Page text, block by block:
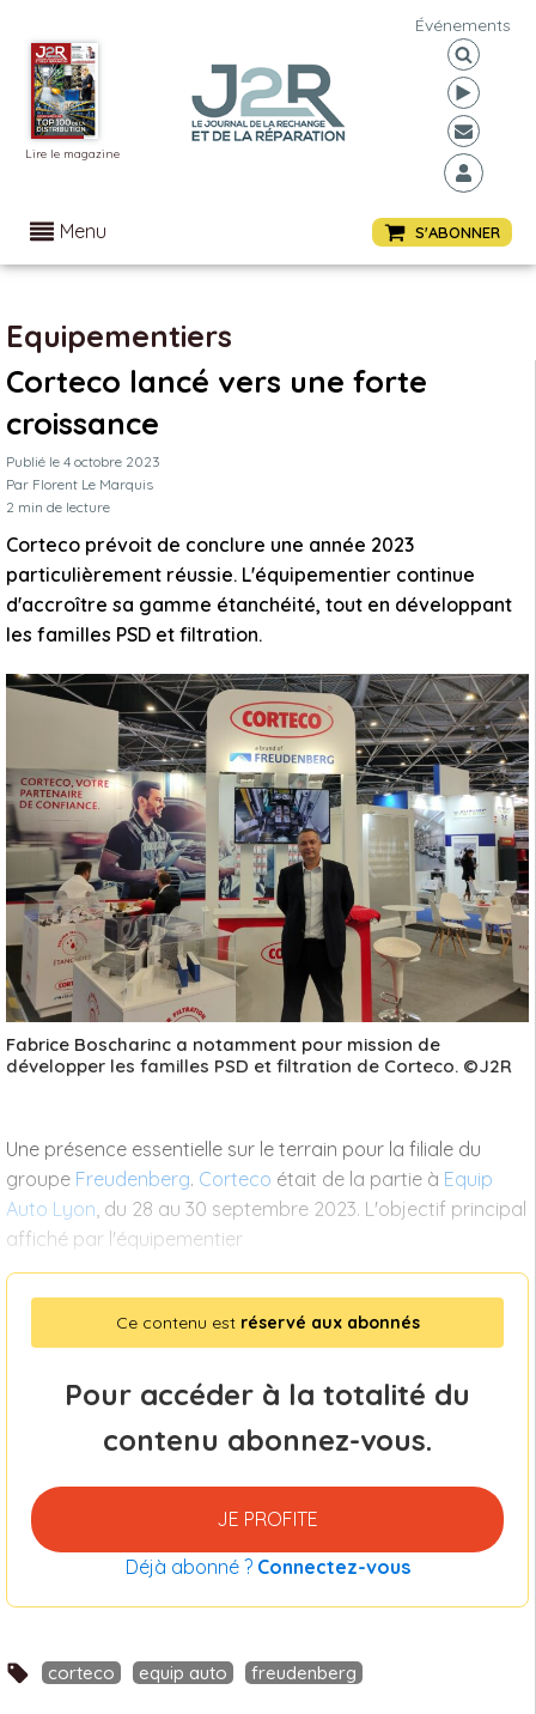
Lire le magazine
Événements
Menu S'ABONNER
Equipementiers
Corteco lancé vers une forte
croissance
Publié le 4 octobre 2023
Par Florent Le Marquis
2 min de lecture
Corteco prévoit de conclure une année 2023
particulièrement réussie. L'équipementier continue
d'accroître sa gamme étanchéité, tout en développant
les familles PSD et filtration.
Fabrice Boscharinc a notamment pour mission de
développer les familles PSD et filtration de Corteco. ©J2R
Une présence essentielle sur le terrain pour la filiale du
groupe Freudenberg. Corteco était de la partie à Equip
Auto Lyon, du 28 au 30 septembre 2023. L'objectif principal
affiché par l'équipementier
Ce contenu est réservé aux abonnés
Pour accéder à la totalité du
contenu abonnez-vous.
JE PROFITE
Déjà abonné ? Connectez-vous
corteco equip auto freudenberg